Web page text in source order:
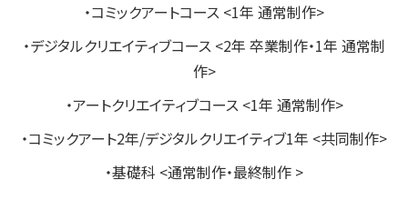
・コミックアートコース <1年 通常制作>
・デジタルクリエイティブコース <2年 卒業制作・1年 通常制
作>
・アートクリエイティブコース <1年 通常制作>
・コミックアート2年/デジタルクリエイティブ1年 <共同制作>
・基礎科 <通常制作・最終制作 >